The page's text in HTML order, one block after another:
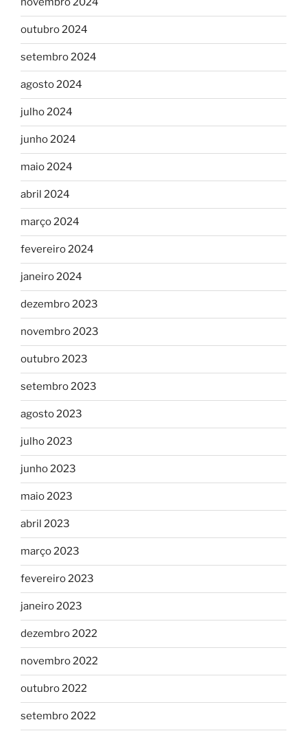
outubro 2024
setembro 2024
agosto 2024
julho 2024
junho 2024
maio 2024
abril 2024
março 2024
fevereiro 2024
janeiro 2024
dezembro 2023
novembro 2023
outubro 2023
setembro 2023
agosto 2023
julho 2023
junho 2023
maio 2023
abril 2023
março 2023
fevereiro 2023
janeiro 2023
dezembro 2022
novembro 2022
outubro 2022
setembro 2022